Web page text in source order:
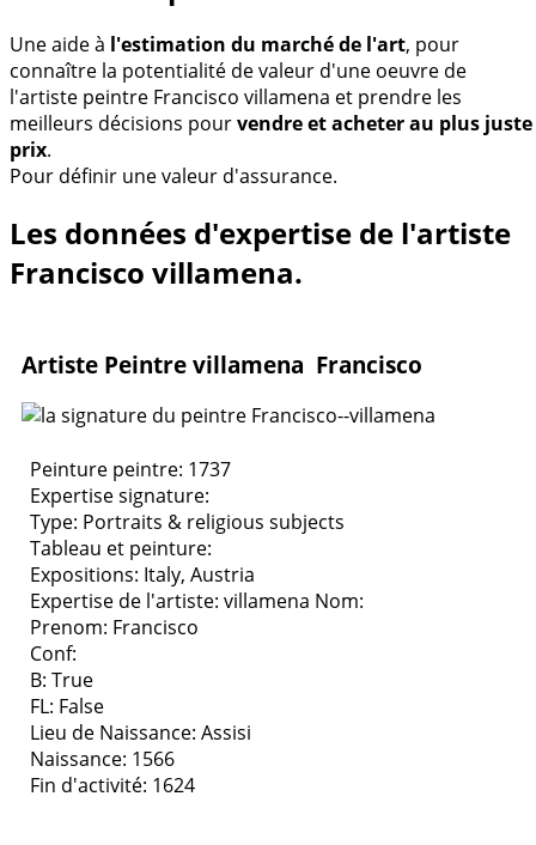
Une aide à l'estimation du marché de l'art, pour
connaître la potentialité de valeur d'une oeuvre de
l'artiste peintre Francisco villamena et prendre les
meilleurs décisions pourvendre et acheter au plus juste
prix.
Pour définir une valeur d'assurance.
Les données d'expertise de l'artiste
Francisco villamena.
Artiste Peintre villamena Francisco
Peinture peintre: 1737
Expertise signature:
Type: Portraits & religious subjects
Tableau et peinture:
Expositions: Italy, Austria
Expertise de l'artiste: villamena Nom:
Prenom: Francisco
Conf:
B: True
FL: False
Lieu de Naissance: Assisi
Naissance: 1566
Fin d'activité: 1624